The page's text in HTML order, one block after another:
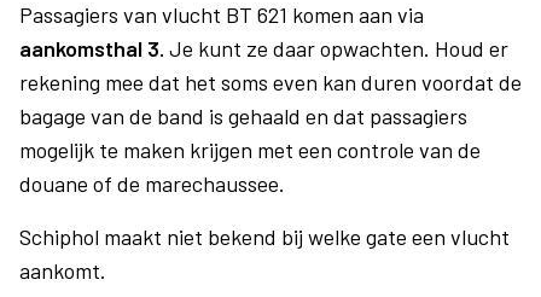
Passagiers van vlucht BT 621 komen aan via
aankomsthal 3. Je kunt ze daar opwachten. Houd er
rekening mee dat het soms even kan duren voordat de
bagage van de band is gehaald en dat passagiers
mogelijk te maken krijgen met een controle van de
douane of de marechaussee.
Schiphol maakt niet bekend bij welke gate een vlucht
aankomt.